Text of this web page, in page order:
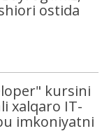
ostida
kursini
xalqaro IT-
imkoniyatni